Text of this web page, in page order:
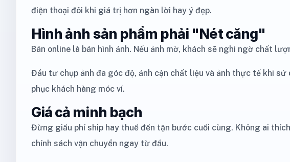
điện thoại đôi khi giá trị hơn ngàn lời hay ý đẹp.
Hình ảnh sản phẩm phải "Nét căng"
Bán online là bán hình ảnh. Nếu ảnh mờ, khách sẽ nghi ngờ chất
Đầu tư chụp ảnh đa góc độ, ảnh cận chất liệu và ảnh thực tế khi
phục khách hàng móc ví.
Giá cả minh bạch
Đừng giấu phí ship hay thuế đến tận bước cuối cùng. Không ai
chính sách vận chuyển ngay từ đầu.